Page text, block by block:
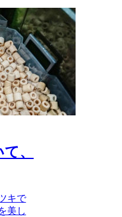
、
キで
美し